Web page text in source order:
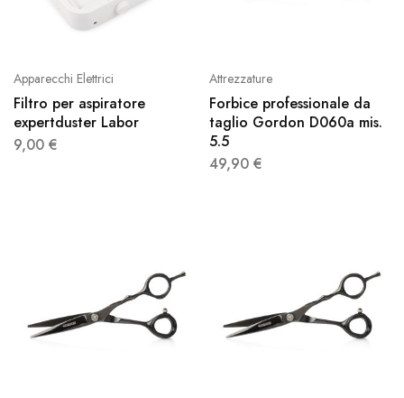
Apparecchi Elettrici
Filtro per aspiratore
expertduster Labor
9,00 €
Attrezzature
Forbice professionale da
taglio Gordon D060a mis.
5.5
49,90 €